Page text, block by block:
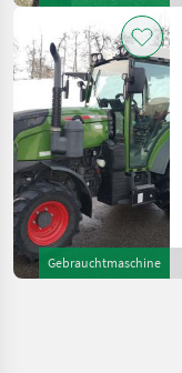
Gebrauchtmaschine